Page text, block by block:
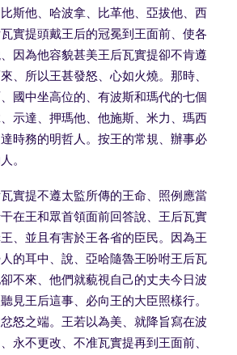
斯他、哈波拿、比革他、亞拔他、西
實提頭戴王后的冠冕到王面前、使各
因為他容貌甚美王后瓦實提卻不肯遵
、所以王甚發怒、心如火燒。那時、
國中坐高位的、有波斯和瑪代的七個
示達、押瑪他、他施斯、米力、瑪西
時務的明哲人。按王的常規、辦事必
。
實提不遵太監所傳的王命、照例應當
在王和眾首領面前回答說、王后瓦實
、並且有害於王各省的臣民。因為王
的耳中、說、亞哈隨魯王吩咐王后瓦
不來、他們就藐視自己的丈夫今日波
見王后這事、必向王的大臣照樣行。
怒之端。王若以為美、就降旨寫在波
永不更改、不准瓦實提再到王面前、